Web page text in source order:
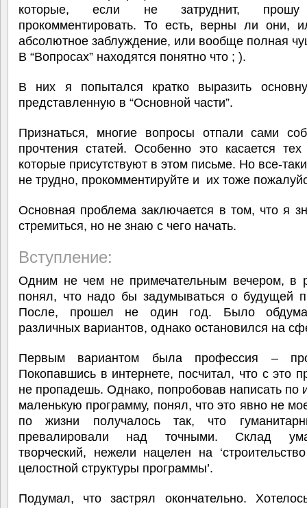
которые, если не затруднит,
прокомментировать. То есть, верны ли они,
абсолютное заблуждение, или вообще полная
В “Вопросах” находятся понятно что ; ).
В них я попытался кратко выразить
представленную в “Основной части”.
Признаться, многие вопросы отпали сами
прочтения статей. Особенно это касается тех
которые присутствуют в этом письме. Но все-
не трудно, прокомментируйте и их тоже
Основная проблема заключается в том, что я
стремиться, но не знаю с чего начать.
Вступление:
Одним не чем не примечательным вечером, в
понял, что надо бы задумываться о будущей
После, прошел не один год. Было
различных вариантов, однако остановился на
Первым вариантом была профессия –
Покопавшись в интернете, посчитал, что с это
не пропадешь. Однако, попробовав написать по
маленькую программу, понял, что это явно не
по жизни получалось так, что
превалировали над точными. Склад
творческий, нежели нацелен на
целостной структуры программы’.
Подумал, что застрял окончательно.